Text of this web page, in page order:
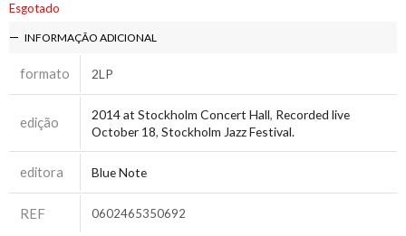
Esgotado
INFORMAÇÃO ADICIONAL
formato 2LP
edição 2014 at Stockholm Concert Hall, Recorded live
October 18, Stockholm Jazz Festival.
editora Blue Note
REF 0602465350692